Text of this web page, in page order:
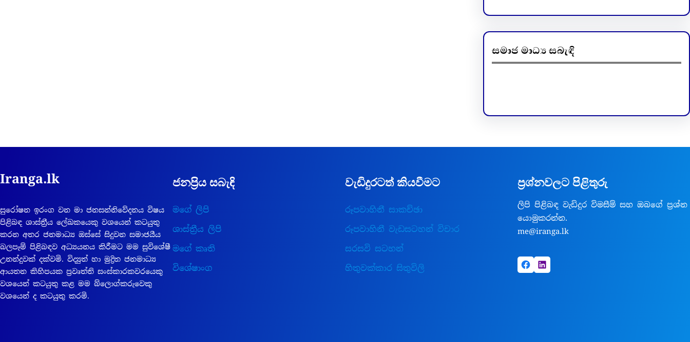
සමාජ මාධ්‍ය සබැඳි
Iranga.lk
සුරෝෂන ඉරංග වන මා ජනසන්නිවේදනය විෂය
පිළිබඳ ශාස්ත්‍රීය ලේඛකයෙකු වශයෙන් කටයුතු
කරන අතර ජනමාධ්‍ය ඔස්සේ සිදුවන සමාජයීය
බලපෑම් පිළිබඳව අධ්‍යයනය කිරීමට මම සුවිශේෂී
උනන්දුවක් දක්වමි. විද්‍යුත් හා මුද්‍රිත ජනමාධ්‍ය
ආයතන කිහිපයක ප්‍රවෘත්ති සංස්කාරකවරයෙකු
වශයෙන් කටයුතු කළ මම බ්ලොග්කරුවෙකු
වශයෙන් ද කටයුතු කරමි.
ජනප්‍රිය සබැඳි
මගේ ලිපි
ශාස්ත්‍රීය ලිපි
මගේ කෘති
විශේෂාංග
වැඩිදුරටත් කියවීමට
රූපවාහිනී සාකච්ඡා
රූපවාහිනී වැඩසටහන් විචාර
සරසවි සටහන්
හිතුවක්කාර සිතුවිලි
ප්‍රශ්නවලට පිළිතුරු
ලිපි පිළිබඳ වැඩිදුර විමසීම් සහ ඔබගේ ප්‍රශ්න
යොමුකරන්න.
me@iranga.lk
Facebook LinkedIn